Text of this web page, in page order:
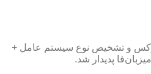
و تشخیص نوع سیستم عامل +
پدیدار شد.